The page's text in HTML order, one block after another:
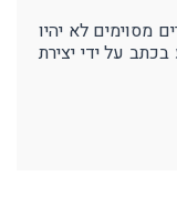
מהמוצר - ביטול עסקה יתבצע עד ל-14 יום מתאריך קבלתו, מוצרים מסוימים לא יהיו
על ידי יצירת